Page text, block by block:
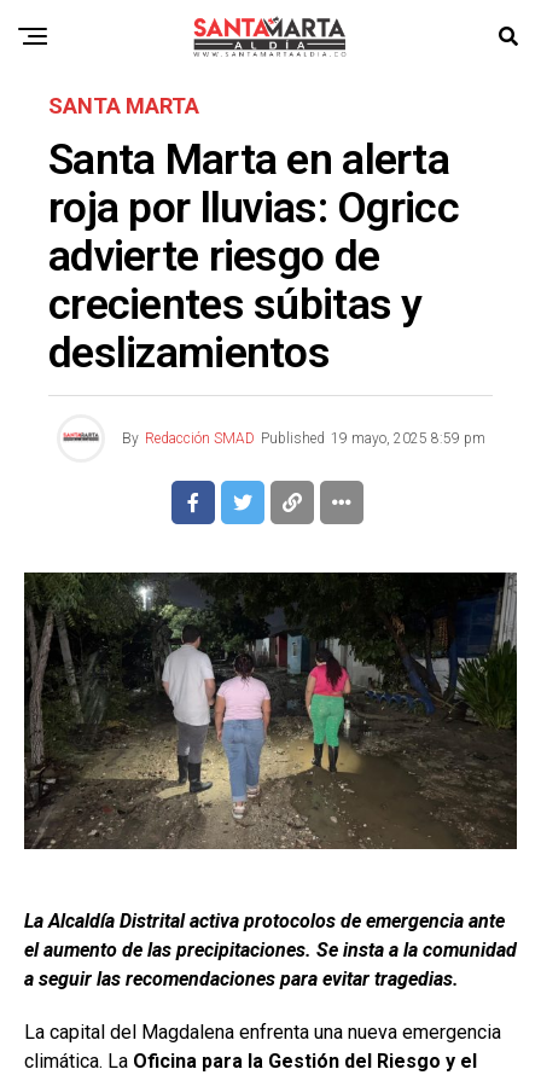
SANTA MARTA
Santa Marta en alerta
roja por lluvias: Ogricc
advierte riesgo de
crecientes súbitas y
deslizamientos
By Redacción SMAD Published 19 mayo, 2025 8:59 pm
La Alcaldía Distrital activa protocolos de emergencia ante
el aumento de las precipitaciones. Se insta a la comunidad
a seguir las recomendaciones para evitar tragedias.
La capital del Magdalena enfrenta una nueva emergencia
climática. La Oficina para la Gestión del Riesgo y el